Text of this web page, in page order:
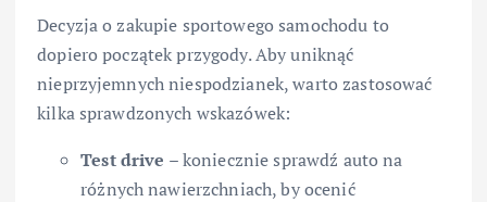
Decyzja o zakupie sportowego samochodu to
dopiero początek przygody. Aby uniknąć
nieprzyjemnych niespodzianek, warto zastosować
kilka sprawdzonych wskazówek:
Test drive – koniecznie sprawdź auto na
różnych nawierzchniach, by ocenić